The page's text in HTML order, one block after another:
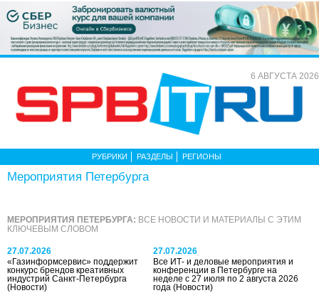
6 АВГУСТА 2026
РУБРИКИ РАЗДЕЛЫ РЕГИОНЫ
Мероприятия Петербурга
МЕРОПРИЯТИЯ ПЕТЕРБУРГА: ВСЕ НОВОСТИ И МАТЕРИАЛЫ С ЭТИМ
КЛЮЧЕВЫМ СЛОВОМ
27.07.2026
«Газинформсервис» поддержит
конкурс брендов креативных
индустрий Санкт-Петербурга
(Новости)
27.07.2026
Все ИТ- и деловые мероприятия и
конференции в Петербурге на
неделе с 27 июля по 2 августа 2026
года(Новости)